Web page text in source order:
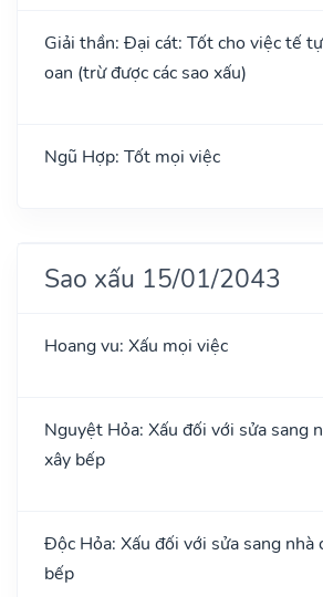
Giải thần: Đại cát: Tốt cho việc tế
oan (trừ được các sao xấu)
Ngũ Hợp: Tốt mọi việc
Sao xấu 15/01/2043
Hoang vu: Xấu mọi việc
Nguyệt Hỏa: Xấu đối với sửa sang
xây bếp
Độc Hỏa: Xấu đối với sửa sang nhà
bếp